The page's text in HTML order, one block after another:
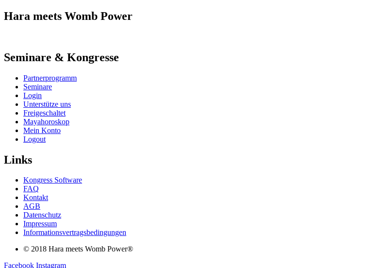
Hara meets Womb Power
Seminare & Kongresse
Partnerprogramm
Seminare
Login
Unterstütze uns
Freigeschaltet
Mayahoroskop
Mein Konto
Logout
Links
Kongress Software
FAQ
Kontakt
AGB
Datenschutz
Impressum
Informationsvertragsbedingungen
© 2018 Hara meets Womb Power®
Facebook Instagram